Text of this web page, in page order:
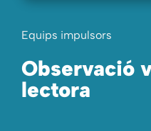
Equips impulsors
Observació
lectora